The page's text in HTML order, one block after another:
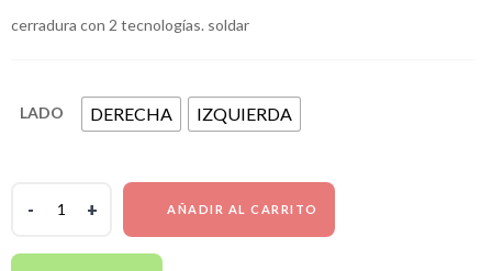
cerradura con 2 tecnologías. soldar
LADO DERECHA IZQUIERDA
AÑADIR AL CARRITO